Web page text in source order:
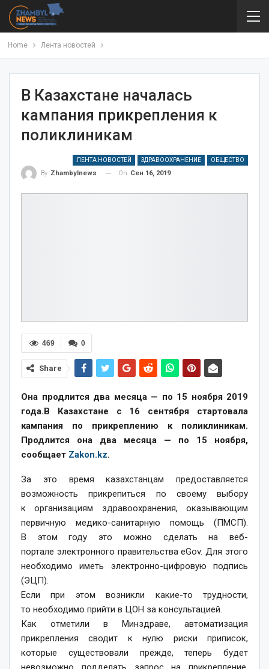
Home Лента новостей
В Казахстане началась
кампания прикрепления к
поликлиникам
ЛЕНТА НОВОСТЕЙ ЗДРАВООХРАНЕНИЕ ОБЩЕСТВО
By Zhambylnews On Сен 16, 2019
0
469
Share
Она продлится два месяца — по 15 ноября 2019
года.В Казахстане с 16 сентября стартовала
кампания по прикреплению к поликлиникам.
Продлится она два месяца — по 15 ноября,
сообщает Zakon.kz.
За это время казахстанцам предоставляется
возможность прикрепиться по своему выбору
к организациям здравоохранения, оказывающим
первичную медико-санитарную помощь (ПМСП).
В этом году это можно сделать на веб-
портале электронного правительства eGov. Для этого
необходимо иметь электронно-цифровую подпись
(ЭЦП).
Если при этом возникли какие-то трудности,
то необходимо прийти в ЦОН за консультацией.
Как отметили в Минздраве, автоматизация
прикрепления сводит к нулю риски приписок,
которые существовали прежде, теперь будет